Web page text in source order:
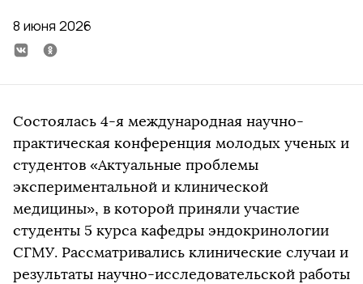
8 июня 2026
Состоялась 4-я международная научно-
практическая конференция молодых ученых и
студентов «Актуальные проблемы
экспериментальной и клинической
медицины», в которой приняли участие
студенты 5 курса кафедры эндокринологии
СГМУ. Рассматривались клинические случаи и
результаты научно-исследовательской работы